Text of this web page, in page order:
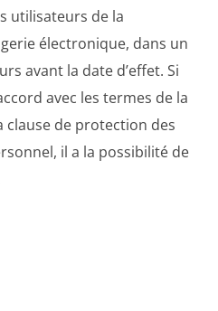
utilisateurs de la
électronique, dans un
avant la date d’effet. Si
avec les termes de la
clause de protection des
il a la possibilité de